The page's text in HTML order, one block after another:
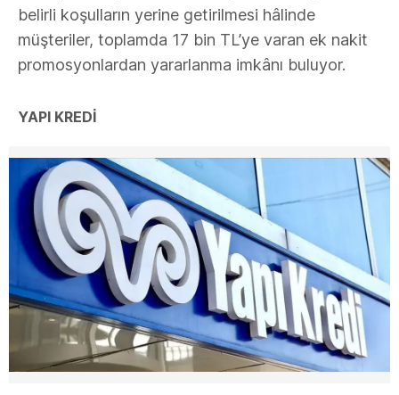
belirli koşulların yerine getirilmesi hâlinde
müşteriler, toplamda 17 bin TL’ye varan ek nakit
promosyonlardan yararlanma imkânı buluyor.
YAPI KREDİ